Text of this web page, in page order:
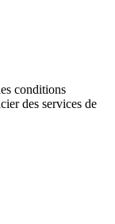
conditions
des services de